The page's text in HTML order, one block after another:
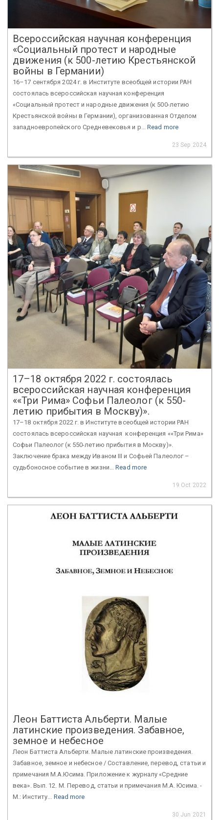
Всероссийская научная конференция
«Социальный протест и народные
движения (к 500-летию Крестьянской
войны в Германии)
16–17 сентября 2024 г. в Институте всеобщей истории РАН
состоялась всероссийская научная конференция
«Социальный протест и народные движения (к 500-летию
Крестьянской войны в Германии), организованная Отделом
западноевропейского Средневековья и р...Read more
23 Sep 2024
17–18 октября 2022 г. состоялась
всероссийская научная конференция
««Три Рима» Софьи Палеолог (к 550-
летию прибытия в Москву)».
17–18 октября 2022 г. в Институте всеобщей истории РАН
состоялась всероссийская научная конференция ««Три Рима»
Софьи Палеолог (к 550-летию прибытия в Москву)».
Заключение брака между Иваном III и Софьей Палеолог –
судьбоносное событие в жизни...Read more
19 Oct 2022
Леон Баттиста Альберти. Малые
латинские произведения. Забавное,
земное и небесное
Леон Баттиста Альберти. Малые латинские произведения.
Забавное, земное и небесное / Составление, перевод, статьи и
примечания М.А.Юсима. Приложение к журналу «Средние
века». Вып. 12. М. Перевод, статьи и примечания М.А. Юсима. -
М.: Институ... Read more
30 Jun 2021